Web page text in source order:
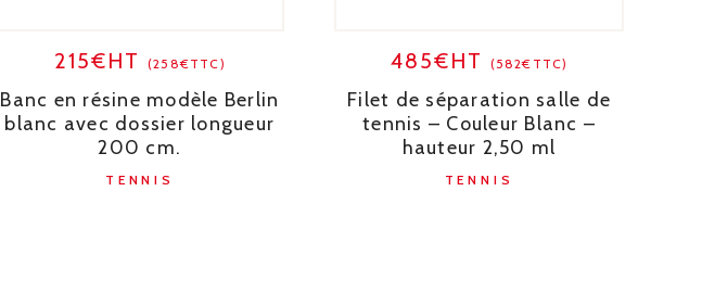
215€HT (258€TTC)
Banc en résine modèle Berlin
blanc avec dossier longueur
200 cm.
TENNIS
485€HT (582€TTC)
Filet de séparation salle de
tennis – Couleur Blanc –
hauteur 2,50 ml
TENNIS